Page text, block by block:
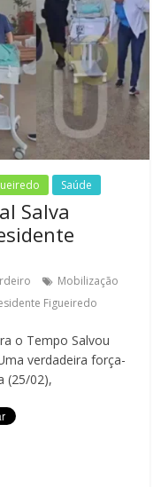
Saúde
Salva
Mobilização
Figueiredo
o Tempo Salvou
verdadeira força-
(25/02),